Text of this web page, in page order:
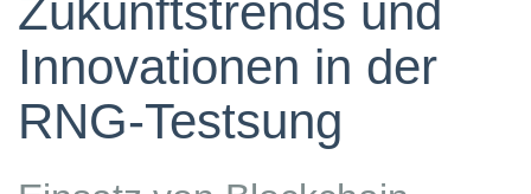
Zukunftstrends und
Innovationen in der
RNG-Testsung